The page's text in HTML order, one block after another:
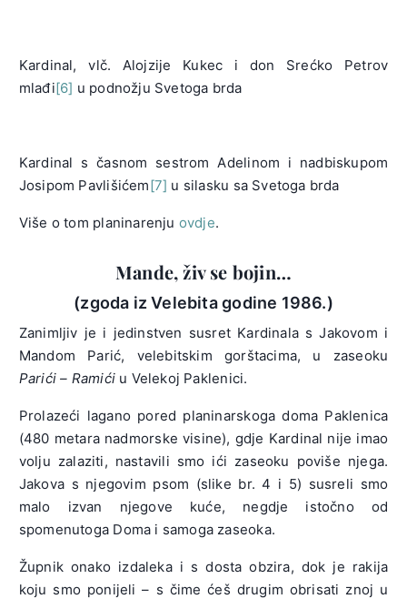
Kardinal, vlč. Alojzije Kukec i don Srećko Petrov
mlađi[6] u podnožju Svetoga brda
Kardinal s časnom sestrom Adelinom i nadbiskupom
Josipom Pavlišićem[7] u silasku sa Svetoga brda
Više o tom planinarenju ovdje.
Mande, živ se bojin…
(zgoda iz Velebita godine 1986.)
Zanimljiv je i jedinstven susret Kardinala s Jakovom i
Mandom Parić, velebitskim gorštacima, u zaseoku
Parići – Ramićiu Velekoj Paklenici.
Prolazeći lagano pored planinarskoga doma Paklenica
(480 metara nadmorske visine), gdje Kardinal nije imao
volju zalaziti, nastavili smo ići zaseoku poviše njega.
Jakova s njegovim psom (slike br. 4 i 5) susreli smo
malo izvan njegove kuće, negdje istočno od
spomenutoga Doma i samoga zaseoka.
Župnik onako izdaleka i s dosta obzira, dok je rakija
koju smo ponijeli – s čime ćeš drugim obrisati znoj u